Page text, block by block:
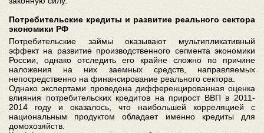
Потребительские кредиты и развитие реального сектора
экономики РФ
Потребительские займы оказывают мультипликативный
эффект на развитие производственного сегмента экономики
России, однако отследить его крайне сложно по причине
наложения на них заемных средств, направляемых
непосредственно на финансирование реального сектора.
Однако экспертами проведена дифференцированная оценка
влияния потребительских кредитов на прирост ВВП в 2011-
2014 году и оказалось, что наибольшей корреляцией с
национальным продуктом обладает именно кредиты для
домохозяйств.